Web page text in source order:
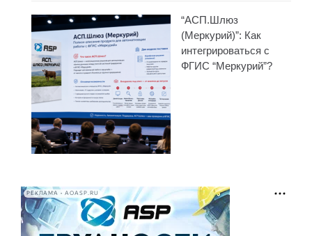
“АСП.Шлюз
(Меркурий)”: Как
интегрироваться с
ФГИС “Меркурий”?
РЕКЛАМА • AOASP.RU